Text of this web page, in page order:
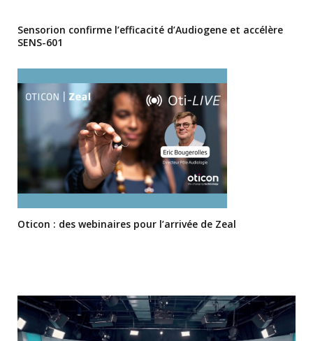
Sensorion confirme l’efficacité d’Audiogene et accélère
SENS-601
Oticon : des webinaires pour l’arrivée de Zeal